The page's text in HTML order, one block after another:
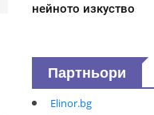
нейното изкуство
Партньори
Elinor.bg